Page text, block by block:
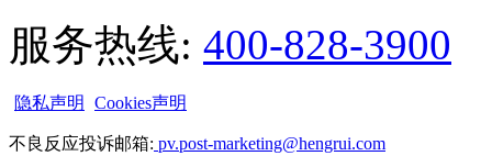
服务热线: 400-828-3900
隐私声明 Cookies声明
不良反应投诉邮箱: pv.post-marketing@hengrui.com